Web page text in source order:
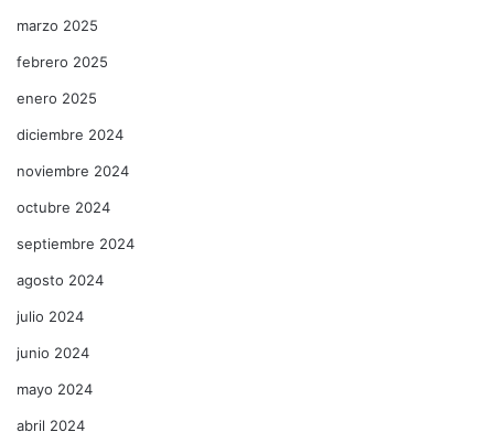
marzo 2025
febrero 2025
enero 2025
diciembre 2024
noviembre 2024
octubre 2024
septiembre 2024
agosto 2024
julio 2024
junio 2024
mayo 2024
abril 2024